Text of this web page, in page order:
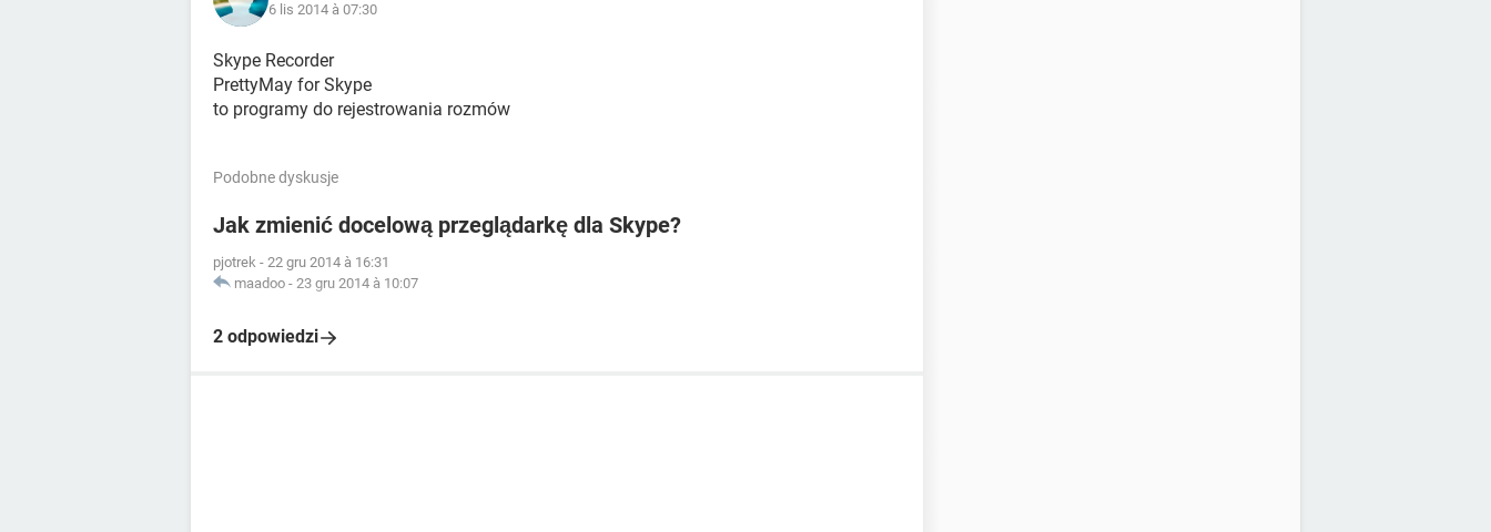
6 lis 2014 à 07:30
Skype Recorder
PrettyMay for Skype
to programy do rejestrowania rozmów
Podobne dyskusje
Jak zmienić docelową przeglądarkę dla Skype?
pjotrek - 22 gru 2014 à 16:31
maadoo - 23 gru 2014 à 10:07
2 odpowiedzi